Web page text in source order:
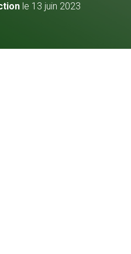
le 13 juin 2023